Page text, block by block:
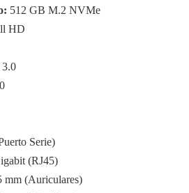
512 GB M.2 NVMe
HD
Serie)
(RJ45)
mm (Auriculares)